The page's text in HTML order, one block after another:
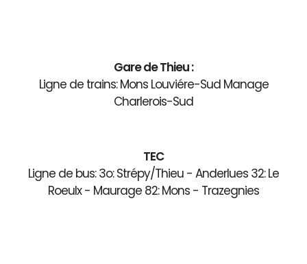
Gare de Thieu :
Ligne de trains: Mons Louviére-Sud Manage
Charlerois-Sud
TEC
Ligne de bus: 3o: Strépy/Thieu - Anderlues 32: Le
Roeulx - Maurage 82: Mons - Trazegnies